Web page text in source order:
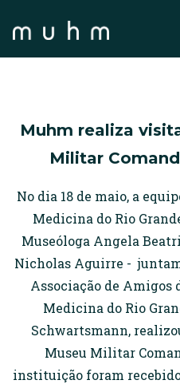
Muhm realiza
Militar
No dia 18 de maio, a
Medicina do Rio
Museóloga Angela
Nicholas Aguirre -
Associação de Amigos
Medicina do Rio
Schwartsmann,
Museu Militar
instituição foram